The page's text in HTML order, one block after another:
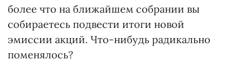
более что на ближайшем собрании вы
собираетесь подвести итоги новой
эмиссии акций. Что-нибудь радикально
поменялось?